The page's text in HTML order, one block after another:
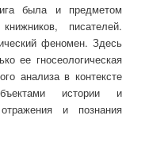
была и предметом
писателей.
феномен. Здесь
ее гносеологическая
анализа в контексте
истории и
и познания